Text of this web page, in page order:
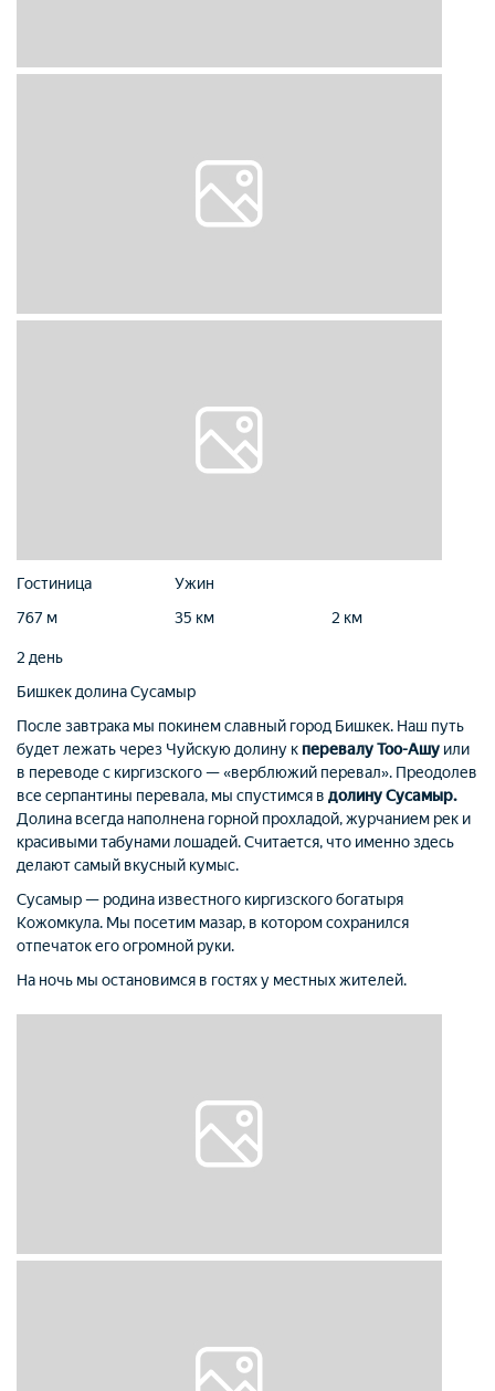
Гостиница
Ужин
767 м
35 км 2 км
2 день
Бишкек долина Сусамыр
После завтрака мы покинем славный город Бишкек. Наш путь
будет лежать через Чуйскую долину кперевалу Тоо-Ашу или
в переводе с киргизского — «верблюжий перевал». Преодолев
все серпантины перевала, мы спустимся в долину Сусамыр.
Долина всегда наполнена горной прохладой, журчанием рек и
красивыми табунами лошадей. Считается, что именно здесь
делают самый вкусный кумыс.
Сусамыр — родина известного киргизского богатыря
Кожомкула. Мы посетим мазар, в котором сохранился
отпечаток его огромной руки.
На ночь мы остановимся в гостях у местных жителей.